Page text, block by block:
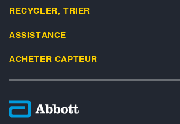
RECYCLER, TRIER
ASSISTANCE
ACHETER CAPTEUR